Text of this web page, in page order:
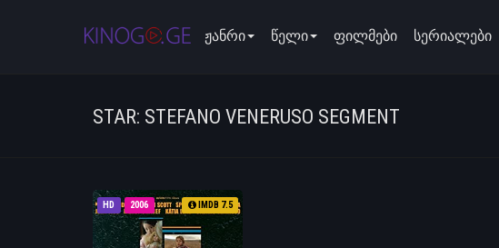
ჟანრი წელი ფილმები სერიალები
STAR: STEFANO VENERUSO SEGMENT
HD 2006 IMDB 7.5